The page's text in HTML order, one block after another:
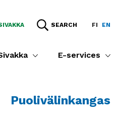
SEARCH FI EN
E-services
Puolivälinkangas